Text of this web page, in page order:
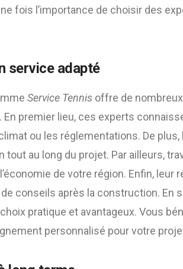
fois l’importance de choisir des
service adapté
Service Tennis offre de
. En premier lieu, ces experts
ou les réglementations. De
au long du projet. Par ailleurs,
de votre région. Enfin, leur
conseils après la construction. En
pratique et avantageux. Vous
personnalisé pour votre